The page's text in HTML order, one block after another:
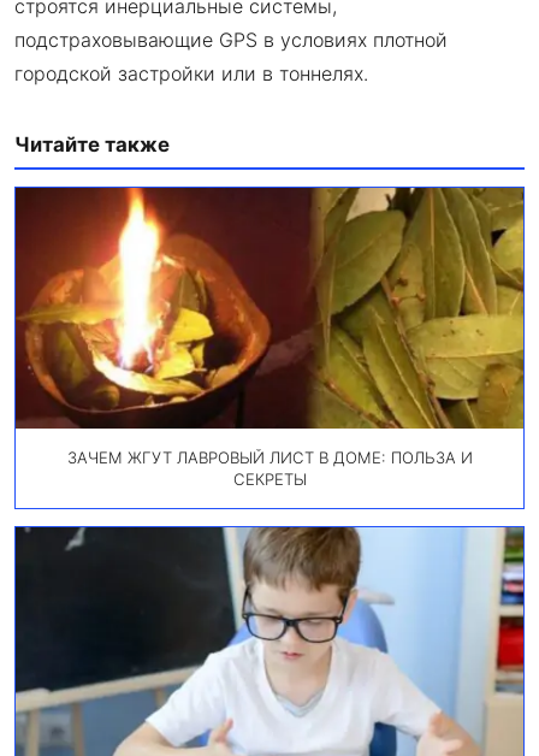
строятся инерциальные системы,
подстраховывающие GPS в условиях плотной
городской застройки или в тоннелях.
Читайте также
ЗАЧЕМ ЖГУТ ЛАВРОВЫЙ ЛИСТ В ДОМЕ: ПОЛЬЗА И
СЕКРЕТЫ